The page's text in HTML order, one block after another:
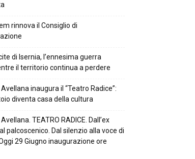
rinnova il Consiglio di
di Isernia, l’ennesima guerra
il territorio continua a perdere
inaugura il “Teatro Radice”:
diventa casa della cultura
TEATRO RADICE. Dall’ex
palcoscenico. Dal silenzio alla voce di
29 Giugno inaugurazione ore